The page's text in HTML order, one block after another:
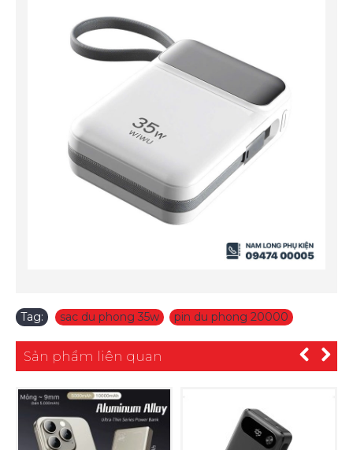
Tag: sac du phong 35w pin du phong 20000
Sản phẩm liên quan